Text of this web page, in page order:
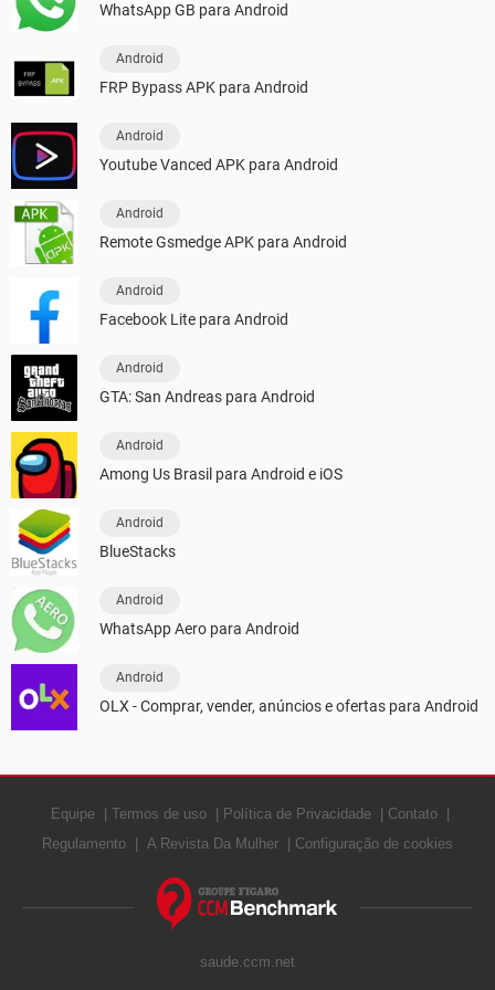
WhatsApp GB para Android
Android
FRP Bypass APK para Android
Android
Youtube Vanced APK para Android
Android
Remote Gsmedge APK para Android
Android
Facebook Lite para Android
Android
GTA: San Andreas para Android
Android
Among Us Brasil para Android e iOS
Android
BlueStacks
Android
WhatsApp Aero para Android
Android
OLX - Comprar, vender, anúncios e ofertas para Android
Equipe Termos de uso Política de Privacidade
Contato
Regulamento
A Revista Da Mulher Configuração de cookies
saude.ccm.net